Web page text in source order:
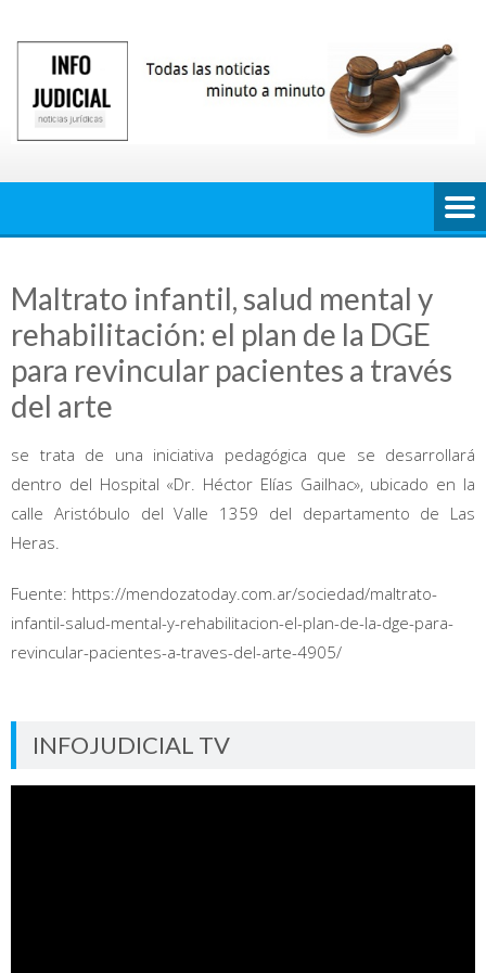
contenido
Maltrato infantil, salud mental y
rehabilitación: el plan de la DGE
para revincular pacientes a través
del arte
se trata de una iniciativa pedagógica que se desarrollará
dentro del Hospital «Dr. Héctor Elías Gailhac», ubicado en la
calle Aristóbulo del Valle 1359 del departamento de Las
Heras.
Fuente: https://mendozatoday.com.ar/sociedad/maltrato-
infantil-salud-mental-y-rehabilitacion-el-plan-de-la-dge-para-
revincular-pacientes-a-traves-del-arte-4905/
INFOJUDICIAL TV